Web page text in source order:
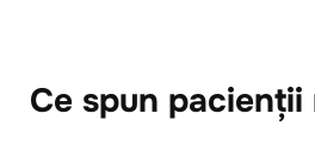
Ce spun pacienții